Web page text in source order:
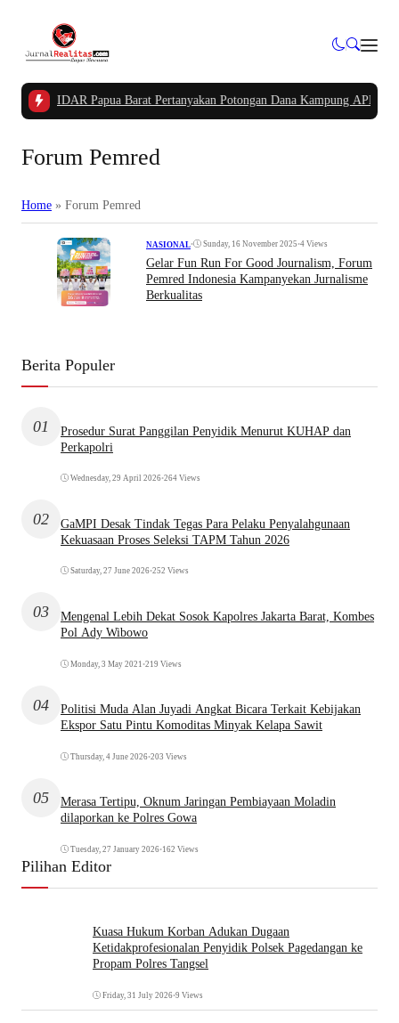
Ketua PIDAR Papua Barat Pertanyakan Potongan Dana Kampung APBK|
Forum Pemred
Home » Forum Pemred
NASIONAL• Sunday, 16 November 2025 •4 Views
Gelar Fun Run For Good Journalism, Forum
Pemred Indonesia Kampanyekan Jurnalisme
Berkualitas
Berita Populer
01
Prosedur Surat Panggilan Penyidik Menurut KUHAP dan
Perkapolri
Wednesday, 29 April 2026•264 Views
02
GaMPI Desak Tindak Tegas Para Pelaku Penyalahgunaan
Kekuasaan Proses Seleksi TAPM Tahun 2026
Saturday, 27 June 2026•252 Views
03
Mengenal Lebih Dekat Sosok Kapolres Jakarta Barat, Kombes
Pol Ady Wibowo
Monday, 3 May 2021 •219 Views
04
Politisi Muda Alan Juyadi Angkat Bicara Terkait Kebijakan
Ekspor Satu Pintu Komoditas Minyak Kelapa Sawit
Thursday, 4 June 2026•203 Views
05
Merasa Tertipu, Oknum Jaringan Pembiayaan Moladin
dilaporkan ke Polres Gowa
Tuesday, 27 January 2026•162 Views
Pilihan Editor
Kuasa Hukum Korban Adukan Dugaan
Ketidakprofesionalan Penyidik Polsek Pagedangan ke
Propam Polres Tangsel
Friday, 31 July 2026•9 Views